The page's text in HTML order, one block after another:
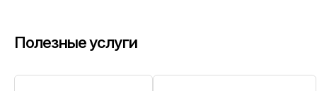
Полезные услуги